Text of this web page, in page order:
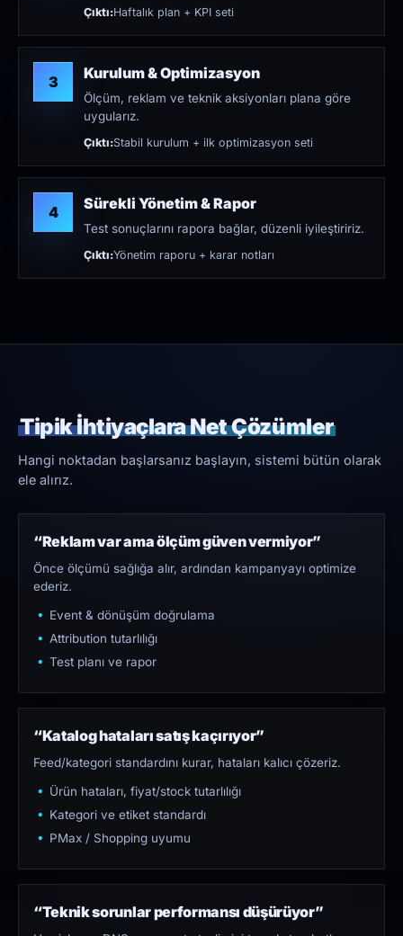
Çıktı:Haftalık plan + KPI seti
3 Kurulum & Optimizasyon
Ölçüm, reklam ve teknik aksiyonları plana göre
uygularız.
Çıktı:Stabil kurulum + ilk optimizasyon seti
4 Sürekli Yönetim & Rapor
Test sonuçlarını rapora bağlar, düzenli iyileştiririz.
Çıktı:Yönetim raporu + karar notları
Tipik İhtiyaçlara Net Çözümler
Hangi noktadan başlarsanız başlayın, sistemi bütün olarak
ele alırız.
“Reklam var ama ölçüm güven vermiyor”
Önce ölçümü sağlığa alır, ardından kampanyayı optimize
ederiz.
Event & dönüşüm doğrulama
Attribution tutarlılığı
Test planı ve rapor
“Katalog hataları satış kaçırıyor”
Feed/kategori standardını kurar, hataları kalıcı çözeriz.
Ürün hataları, fiyat/stock tutarlılığı
Kategori ve etiket standardı
PMax / Shopping uyumu
“Teknik sorunlar performansı düşürüyor”